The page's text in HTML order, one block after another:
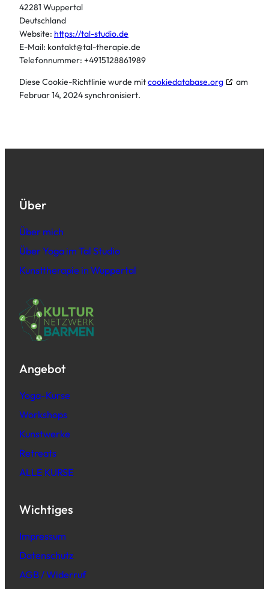
42281 Wuppertal
Deutschland
Website: https://tal-studio.de
E-Mail: kontakt@tal-therapie.de
Telefonnummer: +4915128861989
Diese Cookie-Richtlinie wurde mitcookiedatabase.org
am
Februar 14, 2024 synchronisiert.
Über
Über mich
Über Yoga im Tal Studio
Kunsttherapie in Wuppertal
Angebot
Yoga-Kurse
Workshops
Kunstwerke
Retreats
ALLE KURSE
Wichtiges
Impressum
Datenschutz
AGB / Widerruf